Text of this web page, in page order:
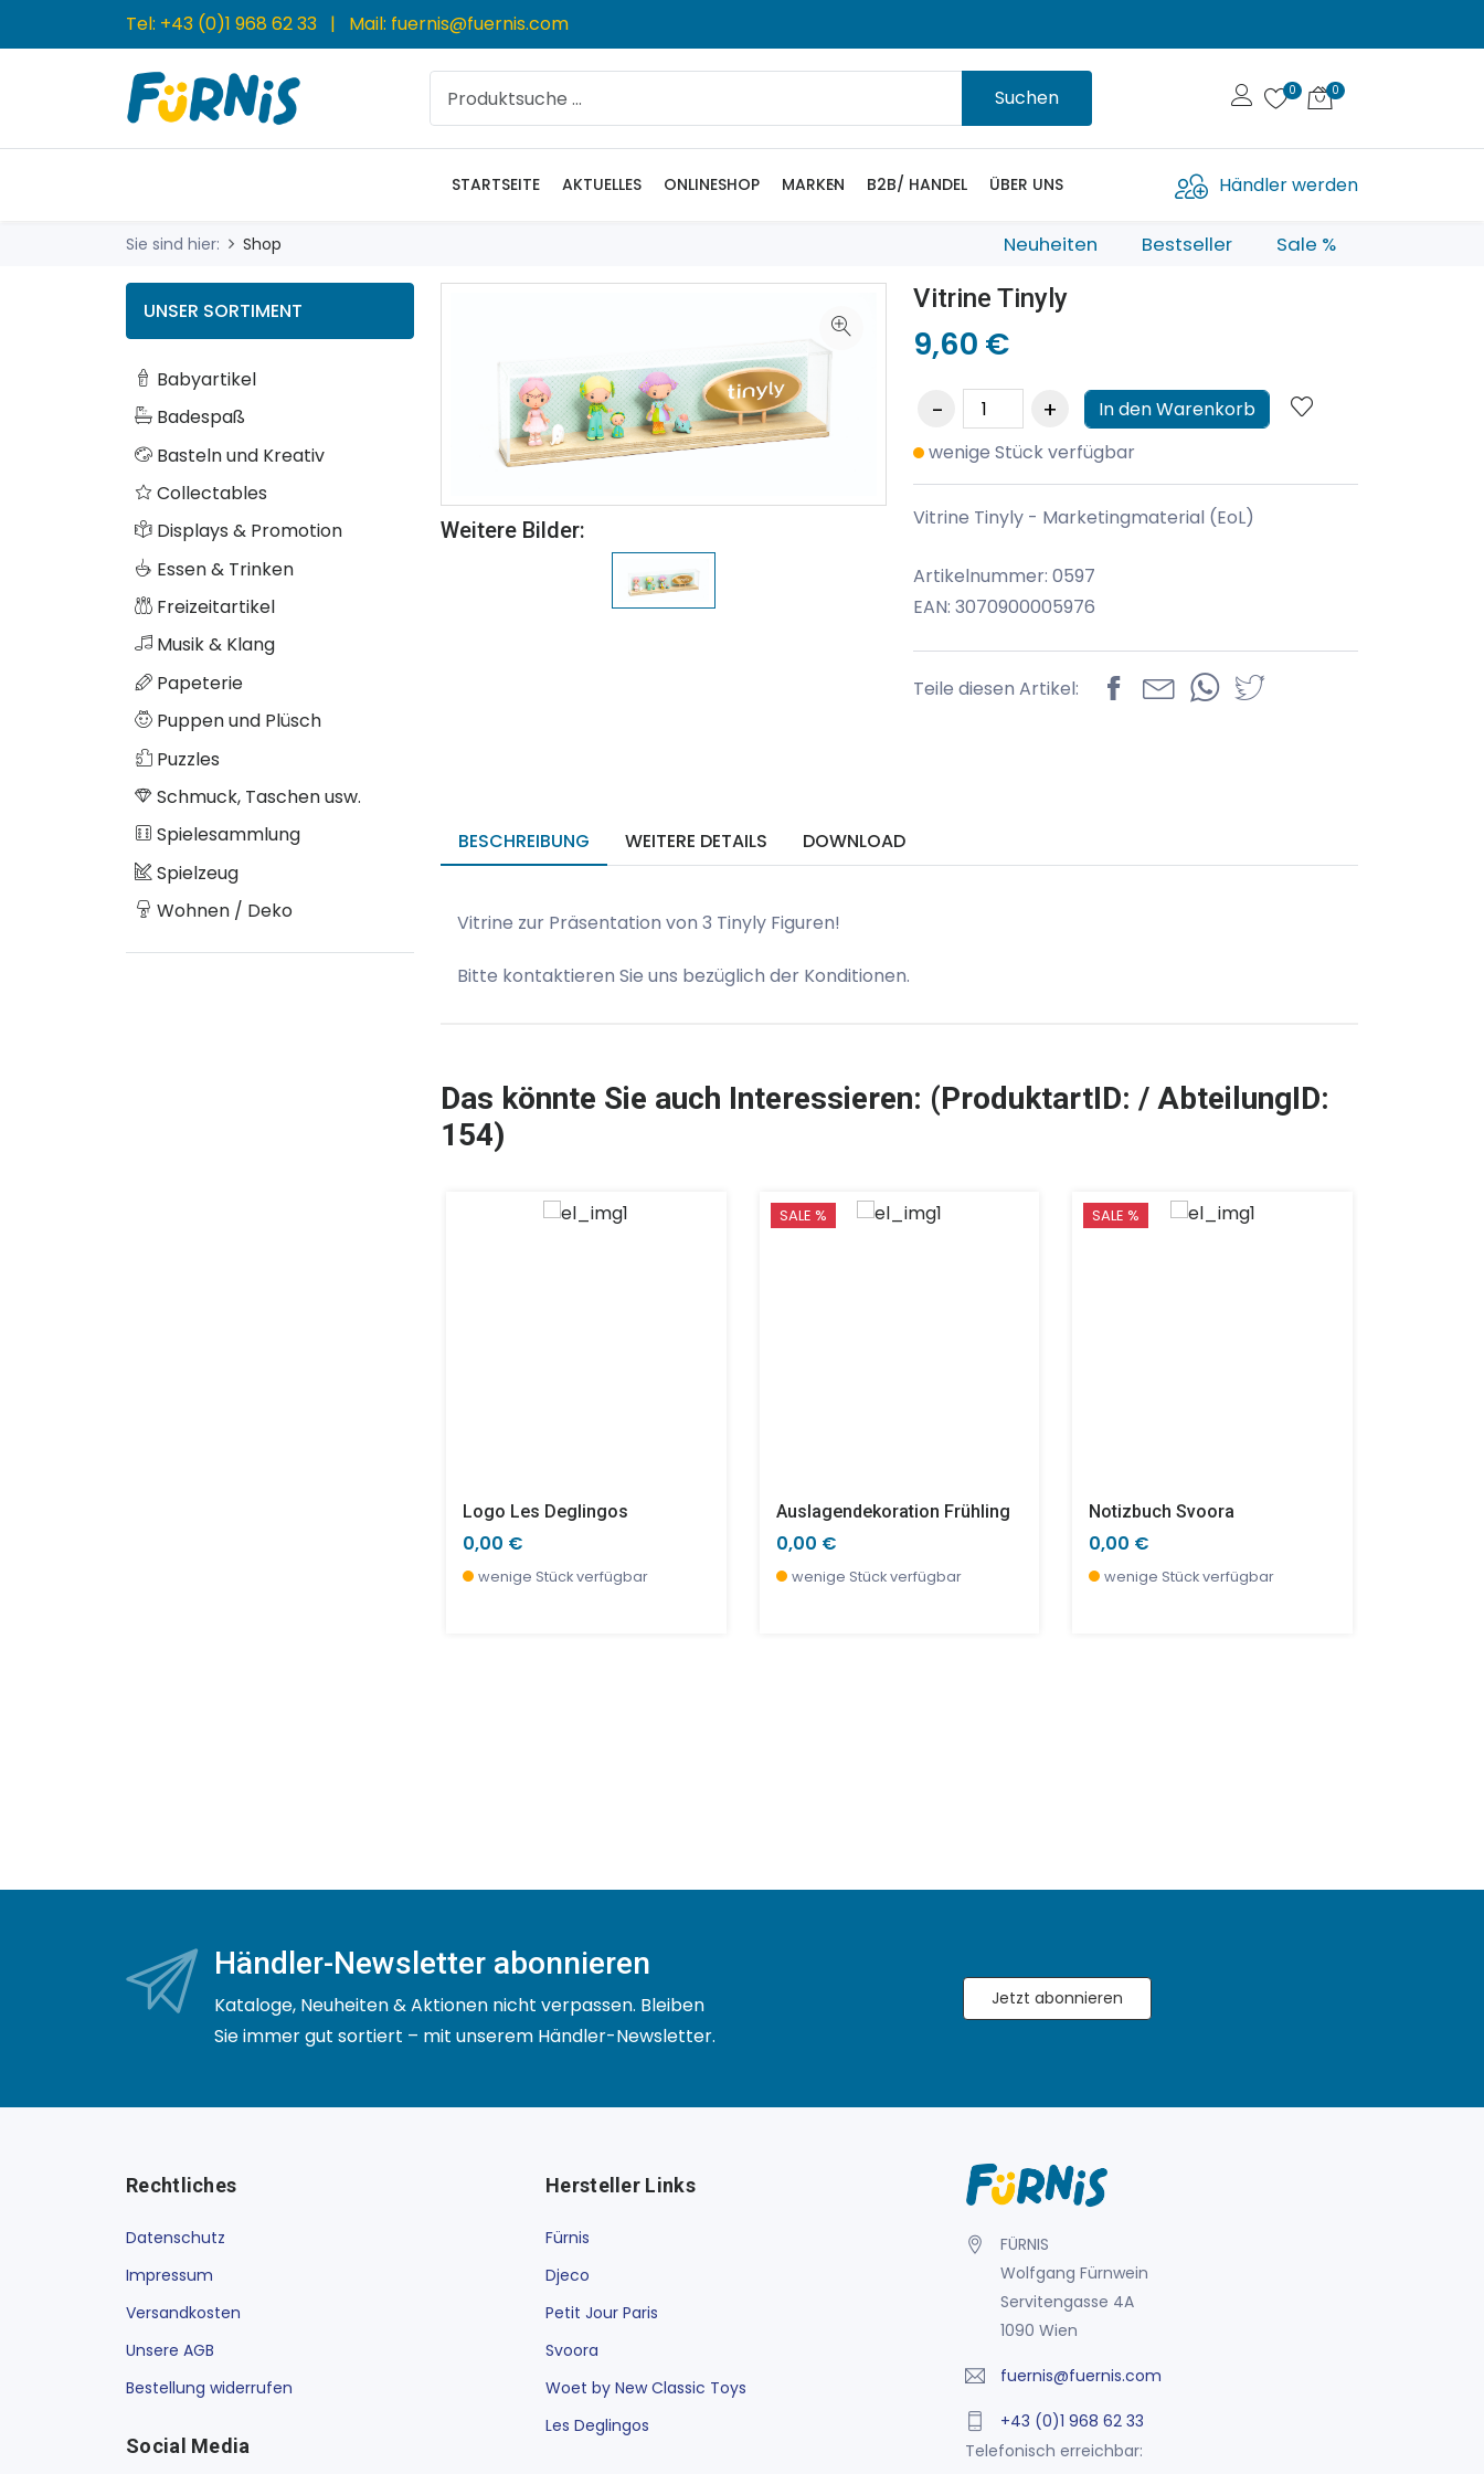
Tel: +43 (0)1 968 62 33 | Mail: fuernis@fuernis.com
Suchen
STARTSEITE AKTUELLES ONLINESHOP MARKEN B2B/ HANDEL ÜBER UNS Händler werden
Sie sind hier: Shop Neuheiten Bestseller Sale %
UNSER SORTIMENT
Babyartikel
Badespaß
Basteln und Kreativ
Collectables
Displays & Promotion
Essen & Trinken
Freizeitartikel
Musik & Klang
Papeterie
Puppen und Plüsch
Puzzles
Schmuck, Taschen usw.
Spielesammlung
Spielzeug
Wohnen / Deko
Weitere Bilder:
Vitrine Tinyly
9,60 €
In den Warenkorb
wenige Stück verfügbar
Vitrine Tinyly - Marketingmaterial (EoL)
Artikelnummer: 0597
EAN: 3070900005976
Teile diesen Artikel:
BESCHREIBUNG WEITERE DETAILS DOWNLOAD
Vitrine zur Präsentation von 3 Tinyly Figuren!
Bitte kontaktieren Sie uns bezüglich der Konditionen.
Das könnte Sie auch Interessieren: (ProduktartID: / AbteilungID:
154)
Logo Les Deglingos
0,00 €
wenige Stück verfügbar
SALE %
Auslagendekoration Frühling
0,00 €
wenige Stück verfügbar
SALE %
Notizbuch Svoora
0,00 €
wenige Stück verfügbar
Händler-Newsletter abonnieren
Kataloge, Neuheiten & Aktionen nicht verpassen. Bleiben
Sie immer gut sortiert – mit unserem Händler-Newsletter.
Jetzt abonnieren
Rechtliches
Datenschutz
Impressum
Versandkosten
Unsere AGB
Bestellung widerrufen
Social Media
Hersteller Links
Fürnis
Djeco
Petit Jour Paris
Svoora
Woet by New Classic Toys
Les Deglingos
FÜRNIS
Wolfgang Fürnwein
Servitengasse 4A
1090 Wien
fuernis@fuernis.com
+43 (0)1 968 62 33
Telefonisch erreichbar: